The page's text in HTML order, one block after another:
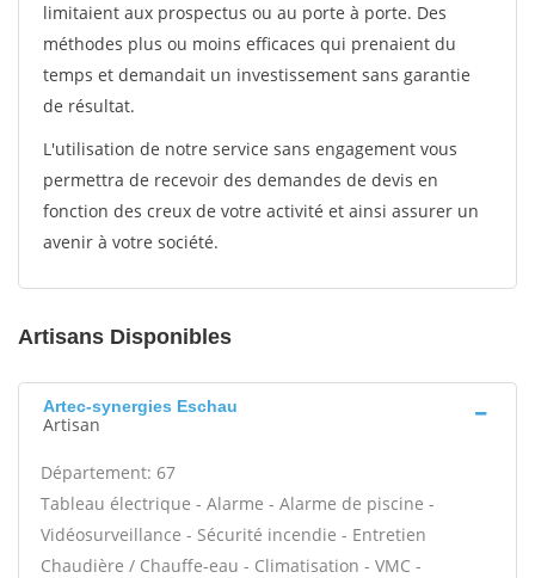
limitaient aux prospectus ou au porte à porte. Des
méthodes plus ou moins efficaces qui prenaient du
temps et demandait un investissement sans garantie
de résultat.
L'utilisation de notre service sans engagement vous
permettra de recevoir des demandes de devis en
fonction des creux de votre activité et ainsi assurer un
avenir à votre société.
Artisans Disponibles
Artec-synergies Eschau
Artisan
Département: 67
Tableau électrique - Alarme - Alarme de piscine -
Vidéosurveillance - Sécurité incendie - Entretien
Chaudière / Chauffe-eau - Climatisation - VMC -